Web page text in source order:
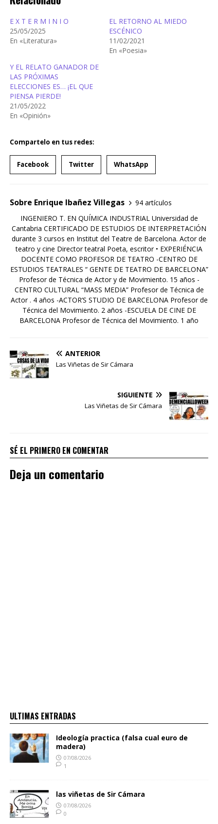
E X T E R M I N I O
25/05/2025
En «Literatura»
EL RETORNO AL MIEDO
ESCÉNICO
11/02/2021
En «Poesia»
Y EL RELATO GANADOR DE
LAS PRÓXIMAS
ELECCIONES ES… ¡EL QUE
PIENSA PIERDE!
21/05/2022
En «Opinión»
Compartelo en tus redes:
Facebook Twitter WhatsApp
Sobre Enrique Ibañez Villegas
94 artículos
INGENIERO T. EN QUÍMICA INDUSTRIAL Universidad de
Cantabria CERTIFICADO DE ESTUDIOS DE INTERPRETACIÓN
durante 3 cursos en Institut del Teatre de Barcelona. Actor de
teatro y cine Director teatral Poeta, escritor • EXPERIÉNCIA
DOCENTE COMO PROFESOR DE TEATRO -CENTRO DE
ESTUDIOS TEATRALES “ GENTE DE TEATRO DE BARCELONA”
Profesor de Técnica de Actor y de Movimiento. 15 años -
CENTRO CULTURAL “MASS MEDIA” Profesor de Técnica de
Actor . 4 años -ACTOR’S STUDIO DE BARCELONA Profesor de
Técnica del Movimiento. 2 años -ESCUELA DE CINE DE
BARCELONA Profesor de Técnica del Movimiento. 1 año
ANTERIOR
Las Viñetas de Sir Cámara
SIGUIENTE
Las Viñetas de Sir Cámara
SÉ EL PRIMERO EN COMENTAR
Deja un comentario
ULTIMAS ENTRADAS
Ideología practica (falsa cual euro de
madera)
07/08/2026
1
las viñetas de Sir Cámara
07/08/2026
0